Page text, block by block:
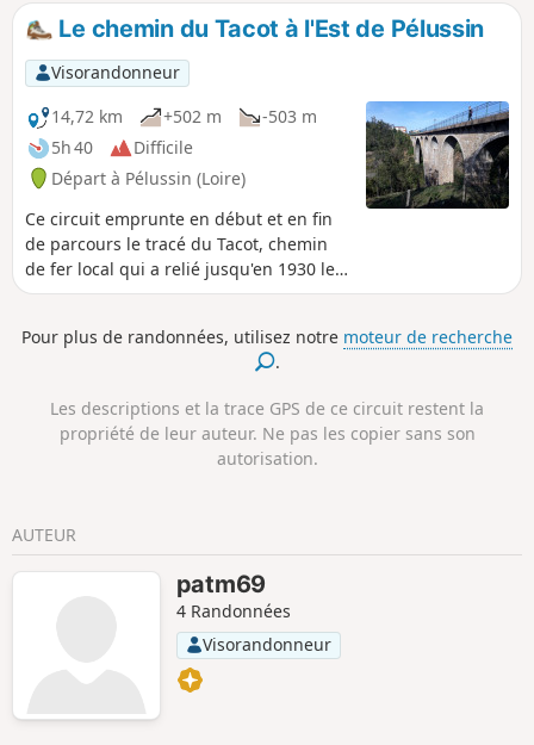
de façon continue. Pour arriver à la
cabane du Dentillon, avec son
arboretum et sa table d'orientation.
Ensuite on peut pousser jusqu'aux 3
dents, pour cela il faut rajouter 3/4
d'heure et 250m de dénivelé.
Le chemin du Tacot à l'Est de Pélussin
Visorandonneur
14,72 km
+502 m
-503 m
5h 40
Difficile
Départ à Pélussin (Loire)
Ce circuit emprunte en début et en fin
de parcours le tracé du Tacot, chemin
de fer local qui a relié jusqu'en 1930 les
deux versants, Loire et Rhône, du Massif
Massif du Pilat mais surtout Vallée du
Rhône et Massif des Alpes avec le Mont
est bien dégagé. L'essentiel du circuit
est en forêt.
Pour plus de randonnées, utilisez notre moteur de recherche
.
Les descriptions et la trace GPS de ce circuit restent la
propriété de leur auteur. Ne pas les copier sans son
autorisation.
AUTEUR
patm69
4 Randonnées
Visorandonneur